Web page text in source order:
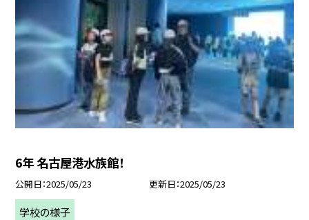
6年 名古屋港水族館！
公開日 2025/05/23 更新日 2025/05/23
学校の様子